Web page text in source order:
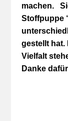
machen.
Stoffpuppe
gestellt hat.
Vielfalt
Danke